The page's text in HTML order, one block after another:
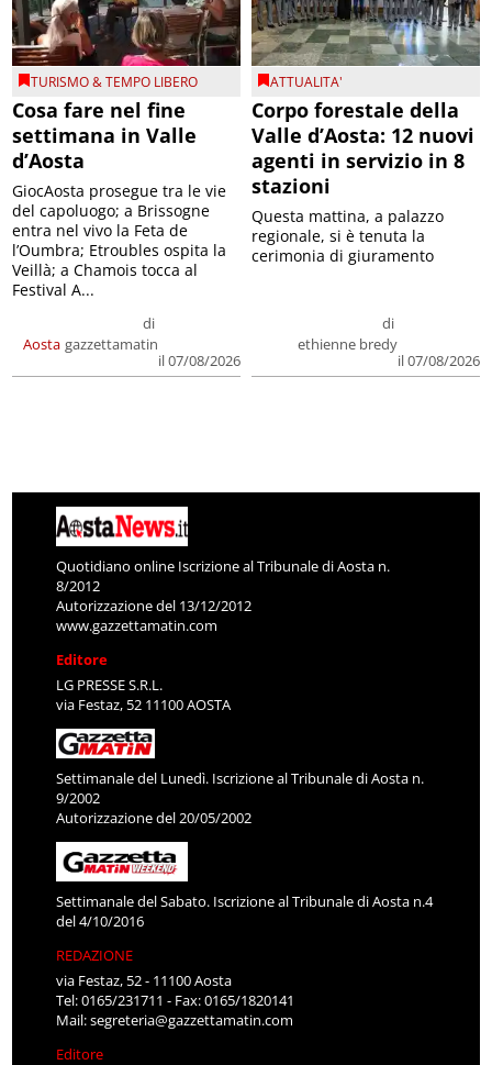
TURISMO & TEMPO LIBERO
Cosa fare nel fine
settimana in Valle
d’Aosta
Aosta
di
gazzettamatin
il 07/08/2026
GiocAosta prosegue tra le vie
del capoluogo; a Brissogne
entra nel vivo la Feta de
l’Oumbra; Etroubles ospita la
Veillà; a Chamois tocca al
Festival A...
ATTUALITA'
Corpo forestale della
Valle d’Aosta: 12 nuovi
agenti in servizio in 8
stazioni
di
ethienne bredy
il 07/08/2026
Questa mattina, a palazzo
regionale, si è tenuta la
cerimonia di giuramento
Quotidiano online Iscrizione al Tribunale di Aosta n.
8/2012
Autorizzazione del 13/12/2012
www.gazzettamatin.com
Editore
LG PRESSE S.R.L.
via Festaz, 52 11100 AOSTA
Settimanale del Lunedì. Iscrizione al Tribunale di Aosta n.
9/2002
Autorizzazione del 20/05/2002
Settimanale del Sabato. Iscrizione al Tribunale di Aosta n.4
del 4/10/2016
REDAZIONE
via Festaz, 52 - 11100 Aosta
Tel: 0165/231711 - Fax: 0165/1820141
Mail:segreteria@gazzettamatin.com
Editore